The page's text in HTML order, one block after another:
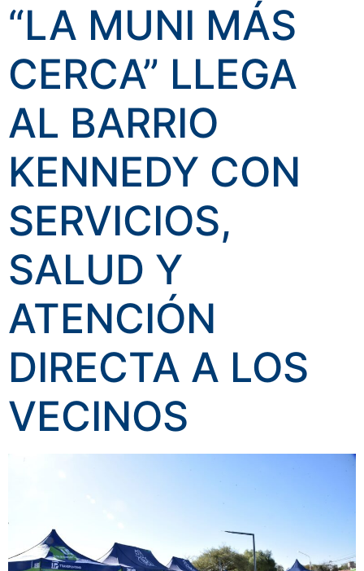
“LA MUNI MÁS
CERCA” LLEGA
AL BARRIO
KENNEDY CON
SERVICIOS,
SALUD Y
ATENCIÓN
DIRECTA A LOS
VECINOS